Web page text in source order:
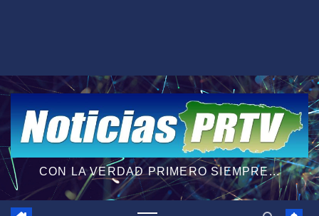
CON LA VERDAD PRIMERO SIEMPRE...